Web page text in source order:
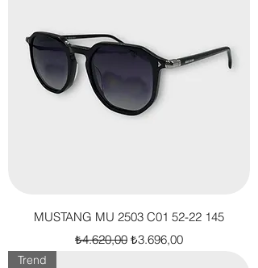
MUSTANG MU 2503 C01 52-22 145
Normal Fiyat
₺4.620,00 İndirimli Fiyat
₺3.696,00
Trend